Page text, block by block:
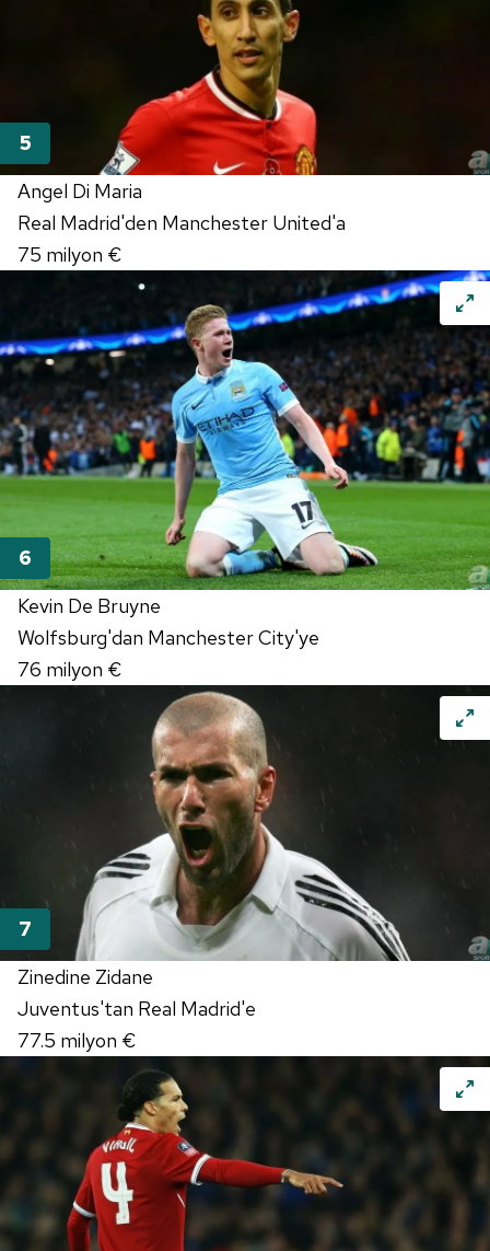
Angel Di Maria
Real Madrid'den Manchester United'a
75 milyon €
Kevin De Bruyne
Wolfsburg'dan Manchester City'ye
76 milyon €
Zinedine Zidane
Juventus'tan Real Madrid'e
77.5 milyon €